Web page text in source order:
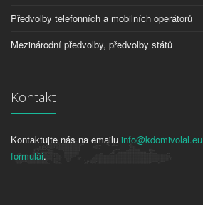
Předvolby telefonních a mobilních operátorů
Mezinárodní předvolby, předvolby států
Kontakt
Kontaktujte nás na emailu info@kdomivolal.eu
formulář.